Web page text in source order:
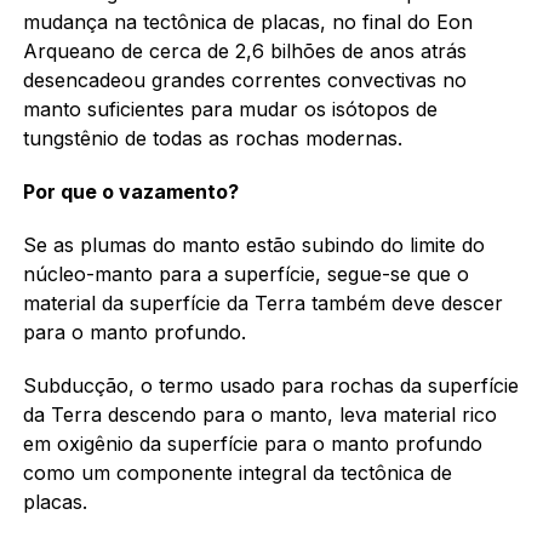
mudança na tectônica de placas, no final do Eon
Arqueano de cerca de 2,6 bilhões de anos atrás
desencadeou grandes correntes convectivas no
manto suficientes para mudar os isótopos de
tungstênio de todas as rochas modernas.
Por que o vazamento?
Se as plumas do manto estão subindo do limite do
núcleo-manto para a superfície, segue-se que o
material da superfície da Terra também deve descer
para o manto profundo.
Subducção, o termo usado para rochas da superfície
da Terra descendo para o manto, leva material rico
em oxigênio da superfície para o manto profundo
como um componente integral da tectônica de
placas.